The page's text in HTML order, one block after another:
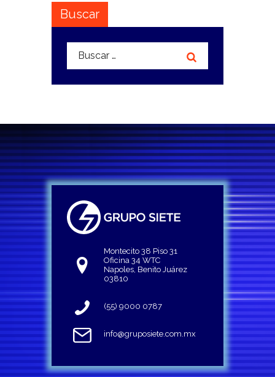
Buscar
Buscar:
Montecito 38 Piso 31
Oficina 34 WTC
Napoles, Benito Juárez
03810
(55) 9000 0787
info@gruposiete.com.mx